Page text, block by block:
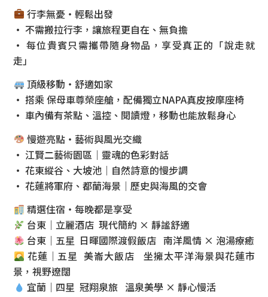
行李無憂・輕鬆出發
• 不需搬拉行李，讓旅程更自在、無負擔
• 每位貴賓只需攜帶隨身物品，享受真正的「說走就
走」
頂級移動・舒適如家
• 搭乘 保母車尊榮座艙，配備獨立NAPA真皮按摩座椅
• 車內備有茶點、溫控、閱讀燈，移動也能放鬆身心
慢遊亮點・藝術與風光交織
• 江賢二藝術園區｜靈魂的色彩對話
• 花東縱谷、大坡池｜自然詩意的慢步調
• 花蓮將軍府、都蘭海景｜歷史與海風的交會
精選住宿・每晚都是享受
台東｜立麗酒店 現代簡約 × 靜謐舒適
台東｜五星 日暉國際渡假飯店 南洋風情 × 泡湯療癒
花蓮｜五星 美崙大飯店 坐擁太平洋海景與花蓮市
景，視野遼闊
宜蘭｜四星 冠翔泉旅 溫泉美學 × 靜心慢活